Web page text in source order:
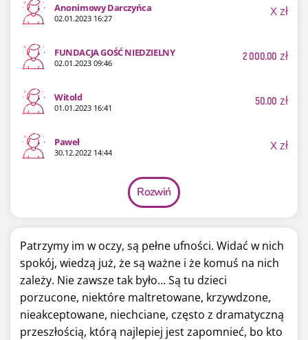
Anonimowy Darczyńca
02.01.2023 16:27 Xzł
FUNDACJA GOŚĆ NIEDZIELNY
02.01.2023 09:46 2 000.00 zł
Witold
01.01.2023 16:41 50.00 zł
Paweł
30.12.2022 14:44 Xzł
Rozwiń
Patrzymy im w oczy, są pełne ufności. Widać w nich
spokój, wiedzą już, że są ważne i że komuś na nich
zależy. Nie zawsze tak było… Są tu dzieci
porzucone, niektóre maltretowane, krzywdzone,
nieakceptowane, niechciane, często z dramatyczną
przeszłością, którą najlepiej jest zapomnieć, bo kto